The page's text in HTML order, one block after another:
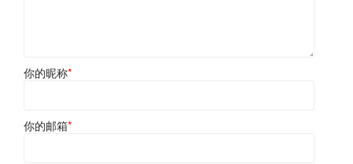
你的昵称*
你的邮箱*